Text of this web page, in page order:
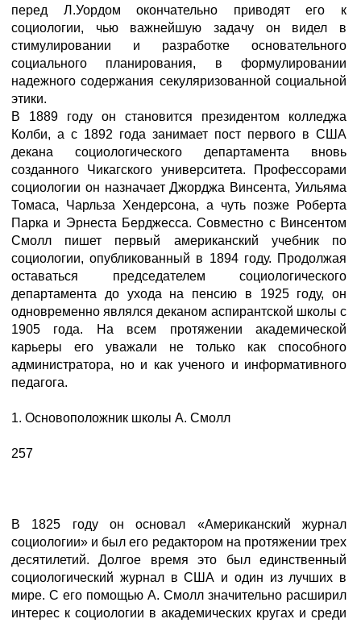
перед Л.Уордом окончательно приводят его к
социологии, чью важнейшую задачу он видел в
стимулировании и разработке основательного
социального планирования, в формулировании
надежного содержания секуляризованной социальной
этики.
В 1889 году он становится президентом колледжа
Колби, а с 1892 года занимает пост первого в США
декана социологического департамента вновь
созданного Чикагского университета. Профессорами
социологии он назначает Джорджа Винсента, Уильяма
Томаса, Чарльза Хендерсона, а чуть позже Роберта
Парка и Эрнеста Берджесса. Совместно с Винсентом
Смолл пишет первый американский учебник по
социологии, опубликованный в 1894 году. Продолжая
оставаться председателем социологического
департамента до ухода на пенсию в 1925 году, он
одновременно являлся деканом аспирантской школы с
1905 года. На всем протяжении академической
карьеры его уважали не только как способного
администратора, но и как ученого и информативного
педагога.
1. Основоположник школы А. Смолл
257
В 1825 году он основал «Американский журнал
социологии» и был его редактором на протяжении трех
десятилетий. Долгое время это был единственный
социологический журнал в США и один из лучших в
мире. С его помощью А. Смолл значительно расширил
интерес к социологии в академических кругах и среди